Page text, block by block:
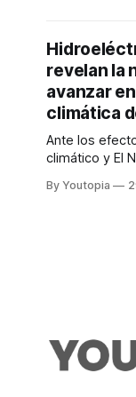
revelan la
avanzar
climática
Ante los
climático y El
operacionales
By Youtopia